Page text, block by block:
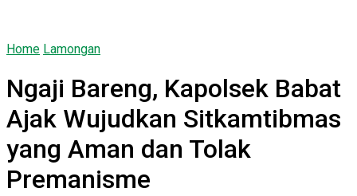
Home Lamongan
Ngaji Bareng, Kapolsek Babat
Ajak Wujudkan Sitkamtibmas
yang Aman dan Tolak
Premanisme